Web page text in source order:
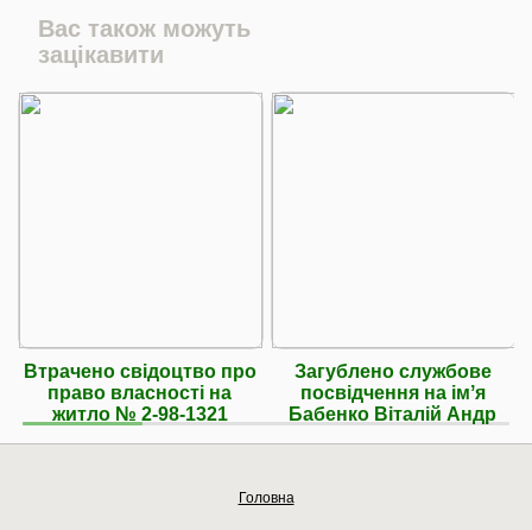
Вас також можуть
зацікавити
Втрачено свідоцтво про
право власності на
житло № 2-98-1321
Загублено службове
посвідчення на імʼя
Бабенко Віталій Андр
Головна